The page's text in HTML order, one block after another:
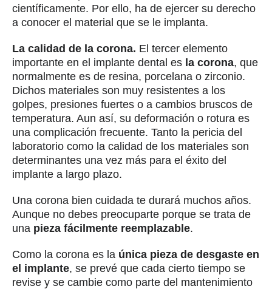
científicamente. Por ello, ha de ejercer su derecho
a conocer el material que se le implanta.
La calidad de la corona. El tercer elemento
importante en el implante dental es la corona, que
normalmente es de resina, porcelana o zirconio.
Dichos materiales son muy resistentes a los
golpes, presiones fuertes o a cambios bruscos de
temperatura. Aun así, su deformación o rotura es
una complicación frecuente. Tanto la pericia del
laboratorio como la calidad de los materiales son
determinantes una vez más para el éxito del
implante a largo plazo.
Una corona bien cuidada te durará muchos años.
Aunque no debes preocuparte porque se trata de
una pieza fácilmente reemplazable.
Como la corona es la única pieza de desgaste en
el implante, se prevé que cada cierto tiempo se
revise y se cambie como parte del mantenimiento